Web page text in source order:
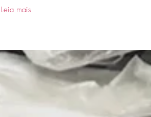
Leia mais